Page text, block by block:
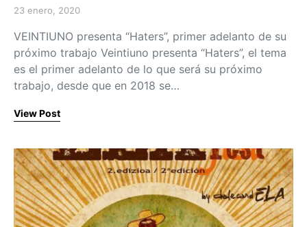
Posted on
23 enero, 2020
VEINTIUNO presenta “Haters”, primer adelanto de su
próximo trabajo Veintiuno presenta “Haters”, el tema
es el primer adelanto de lo que será su próximo
trabajo, desde que en 2018 se…
View Post